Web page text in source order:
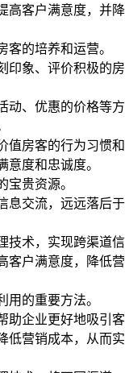
高客户满意度，并降
的培养和运营。
印象、评价积极的房
动、优惠的价格等方
值房客的行为习惯和
度和忠诚度。
贵资源。
息交流，远远落后于
技术，实现跨渠道信
客户满意度，降低营
的重要方法。
助企业更好地吸引客
低营销成本，从而实